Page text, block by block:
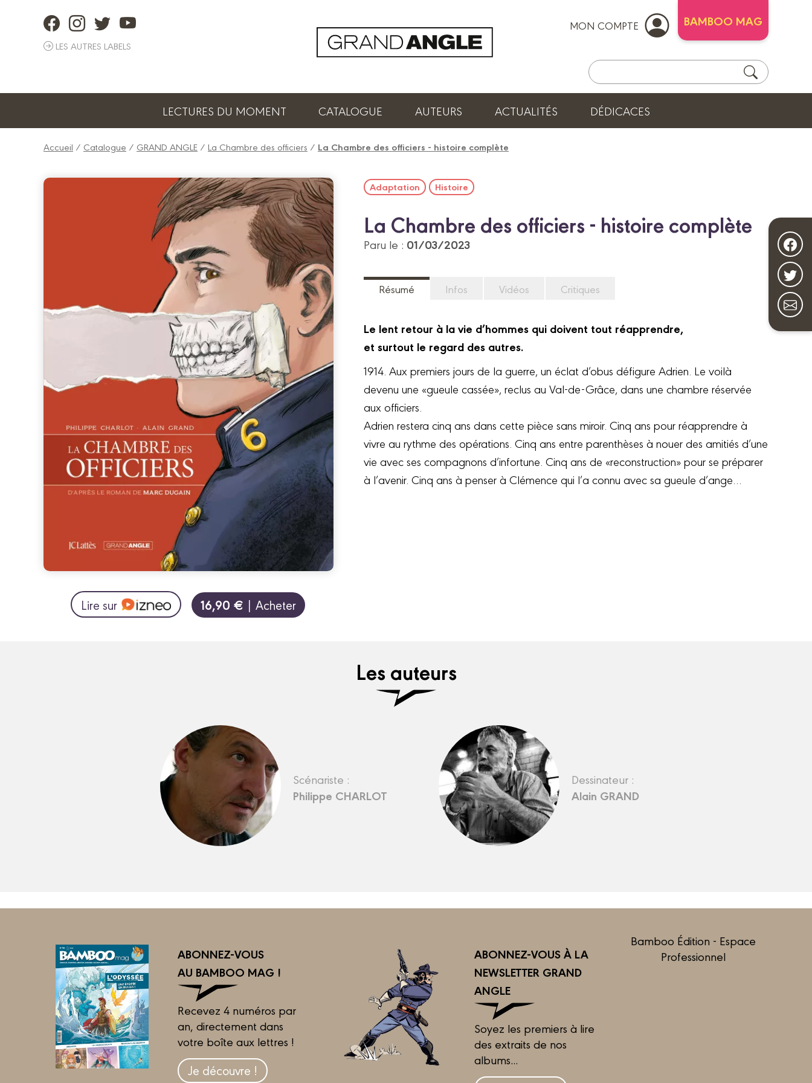
LES AUTRES LABELS
MON COMPTE BAMBOO MAG
LECTURES DU MOMENT CATALOGUE AUTEURS ACTUALITÉS DÉDICACES
Accueil / Catalogue / GRAND ANGLE / La Chambre des officiers / La Chambre des officiers - histoire complète
Lire sur 16,90 € | Acheter
Adaptation Histoire
La Chambre des officiers - histoire complète
Paru le : 01/03/2023
Résumé Infos Vidéos Critiques
Le lent retour à la vie d’hommes qui doivent tout réapprendre,
et surtout le regard des autres.
1914. Aux premiers jours de la guerre, un éclat d’obus défigure Adrien. Le voilà
devenu une «gueule cassée», reclus au Val-de-Grâce, dans une chambre réservée
aux officiers.
Adrien restera cinq ans dans cette pièce sans miroir. Cinq ans pour réapprendre à
vivre au rythme des opérations. Cinq ans entre parenthèses à nouer des amitiés d’une
vie avec ses compagnons d’infortune. Cinq ans de «reconstruction» pour se préparer
à l’avenir. Cinq ans à penser à Clémence qui l’a connu avec sa gueule d’ange…
Les auteurs
Scénariste :
Philippe CHARLOT
Dessinateur :
Alain GRAND
ABONNEZ-VOUS
AU BAMBOO MAG !
Recevez 4 numéros par
an, directement dans
votre boîte aux lettres !
Je découvre !
ABONNEZ-VOUS À LA
NEWSLETTER GRAND
ANGLE
Soyez les premiers à lire
des extraits de nos
albums...
Bamboo Édition - Espace
Professionnel